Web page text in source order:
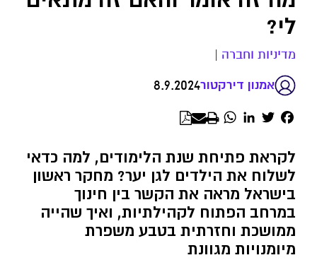
לי?
מדיניות וחברה |
אמנון דירקטור8.9.2024
Facebook
Twitter
LinkedIn
WhatsApp
לקראת פתיחת שנת הלימודים, למה כדאי
לשלוח את הילדים לגן יער? מחקר ראשון
בישראל מראה את הקשר בין חינוך
במרחב הפתוח לקהילתיות, ואיך שהייה
ממושכת וחזרתית בטבע משפרת
מיומנויות מגוונת